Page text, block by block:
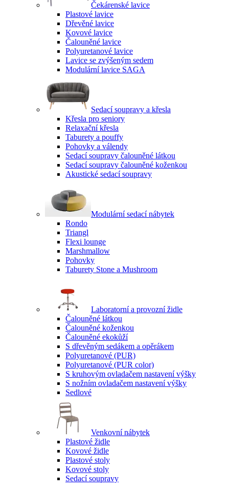
Čekárenské lavice
Plastové lavice
Dřevěné lavice
Kovové lavice
Čalouněné lavice
Polyuretanové lavice
Lavice se zvýšeným sedem
Modulární lavice SAGA
Sedací soupravy a křesla
Křesla pro seniory
Relaxační křesla
Taburety a pouffy
Pohovky a válendy
Sedací soupravy čalouněné látkou
Sedací soupravy čalouněné koženkou
Akustické sedací soupravy
Modulární sedací nábytek
Rondo
Triangl
Flexi lounge
Marshmallow
Pohovky
Taburety Stone a Mushroom
Laboratorní a provozní židle
Čalouněné látkou
Čalouněné koženkou
Čalouněné ekokůží
S dřevěným sedákem a opěrákem
Polyuretanové (PUR)
Polyuretanové (PUR color)
S kruhovým ovladačem nastavení výšky
S nožním ovladačem nastavení výšky
Sedlové
Venkovní nábytek
Plastové židle
Kovové židle
Plastové stoly
Kovové stoly
Sedací soupravy